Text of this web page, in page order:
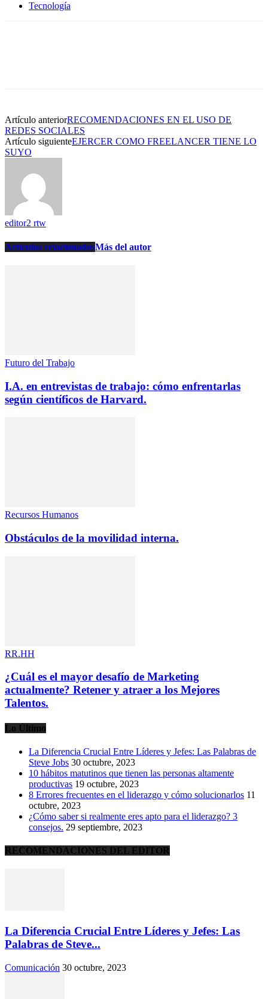
Tecnología
Artículo anteriorRECOMENDACIONES EN EL USO DE
REDES SOCIALES
Artículo siguienteEJERCER COMO FREELANCER TIENE LO
SUYO
editor2 rtw
Artículos relacionadosMás del autor
Futuro del Trabajo
I.A. en entrevistas de trabajo: cómo enfrentarlas
según científicos de Harvard.
Recursos Humanos
Obstáculos de la movilidad interna.
RR.HH
¿Cuál es el mayor desafío de Marketing
actualmente? Retener y atraer a los Mejores
Talentos.
Lo Último
La Diferencia Crucial Entre Líderes y Jefes: Las Palabras de
Steve Jobs 30 octubre, 2023
10 hábitos matutinos que tienen las personas altamente
productivas 19 octubre, 2023
8 Errores frecuentes en el liderazgo y cómo solucionarlos 11
octubre, 2023
¿Cómo saber si realmente eres apto para el liderazgo? 3
consejos. 29 septiembre, 2023
RECOMENDACIONES DEL EDITOR
La Diferencia Crucial Entre Líderes y Jefes: Las
Palabras de Steve...
Comunicación 30 octubre, 2023